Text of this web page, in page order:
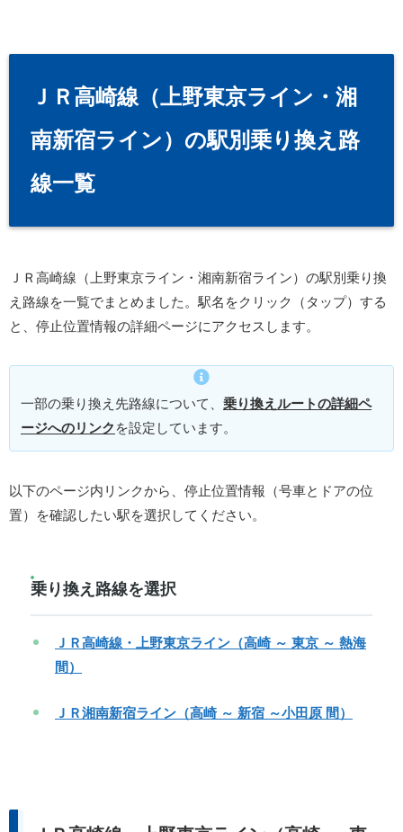
ＪＲ高崎線（上野東京ライン・湘
南新宿ライン）の駅別乗り換え路
線一覧
ＪＲ高崎線（上野東京ライン・湘南新宿ライン）の駅別乗り換
え路線を一覧でまとめました。駅名をクリック（タップ）する
と、停止位置情報の詳細ページにアクセスします。
一部の乗り換え先路線について、 乗り換えルートの詳細ペ
ージへのリンク を設定しています。
以下のページ内リンクから、停止位置情報（号車とドアの位
置）を確認したい駅を選択してください。
乗り換え路線を選択
ＪＲ高崎線・上野東京ライン（高崎 ～ 東京 ～ 熱海
間）
ＪＲ湘南新宿ライン（高崎 ～ 新宿 ～小田原 間）